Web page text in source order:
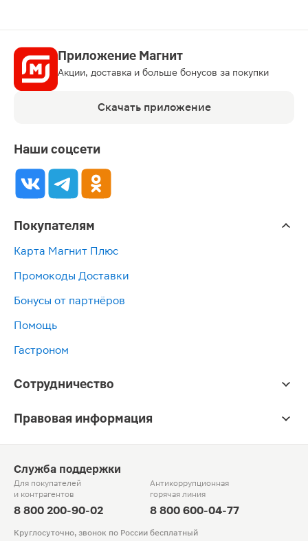
Приложение Магнит
Акции, доставка и больше бонусов за покупки
Скачать приложение
Наши соцсети
Покупателям
Карта Магнит Плюс
Промокоды Доставки
Бонусы от партнёров
Помощь
Гастроном
Сотрудничество
Правовая информация
Служба поддержки
Для покупателей
и контрагентов
8 800 200-90-02
Антикоррупционная
горячая линия
8 800 600-04-77
Круглосуточно, звонок по России бесплатный